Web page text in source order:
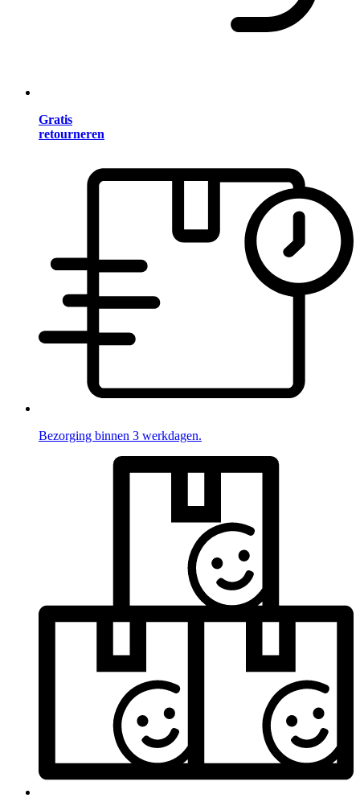
Gratis
retourneren
Bezorging binnen 3 werkdagen.